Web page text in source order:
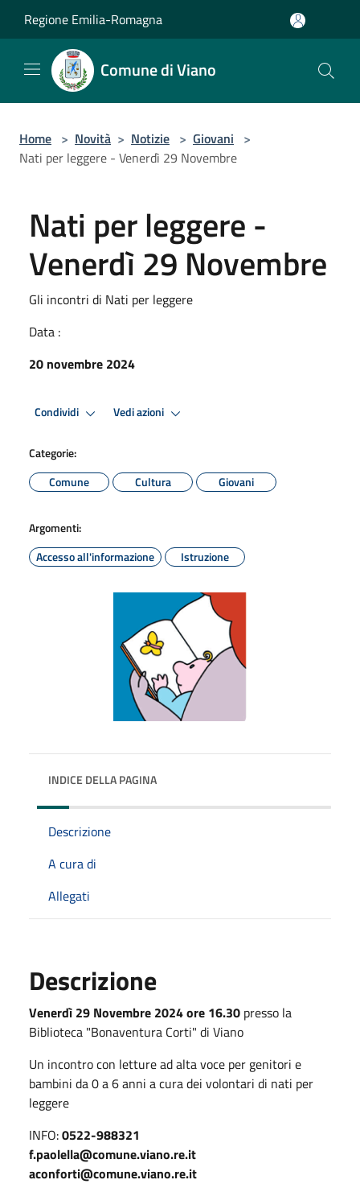
Regione Emilia-Romagna
Comune di Viano
Home > Novità > Notizie > Giovani >
Nati per leggere - Venerdì 29 Novembre
Nati per leggere -
Venerdì 29 Novembre
Gli incontri di Nati per leggere
Data :
20 novembre 2024
Condividi Vedi azioni
Categorie:
Comune
Cultura Giovani
Argomenti:
Accesso all'informazione
Istruzione
INDICE DELLA PAGINA
Descrizione
A cura di
Allegati
Descrizione
Venerdì 29 Novembre 2024 ore 16.30 presso la
Biblioteca "Bonaventura Corti" di Viano
Un incontro con letture ad alta voce per genitori e
bambini da 0 a 6 anni a cura dei volontari di nati per
leggere
INFO:0522-988321
f.paolella@comune.viano.re.it
aconforti@comune.viano.re.it